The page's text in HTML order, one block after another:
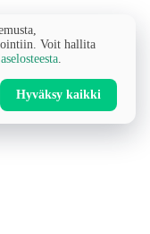
Voit hallita
Hyväksy kaikki